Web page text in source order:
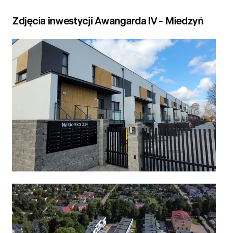
Zdjęcia inwestycji Awangarda IV - Miedzyń